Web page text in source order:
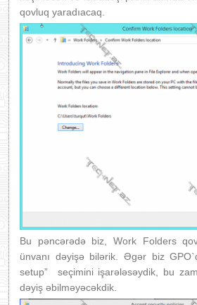
qovluq yaradıacaq.
Bu pəncərədə biz, Work Folders
ünvanı dəyişə bilərik. Əgər biz
setup” seçimini işarələsəydik, bu
dəyiş əbilməyəcəkdik.